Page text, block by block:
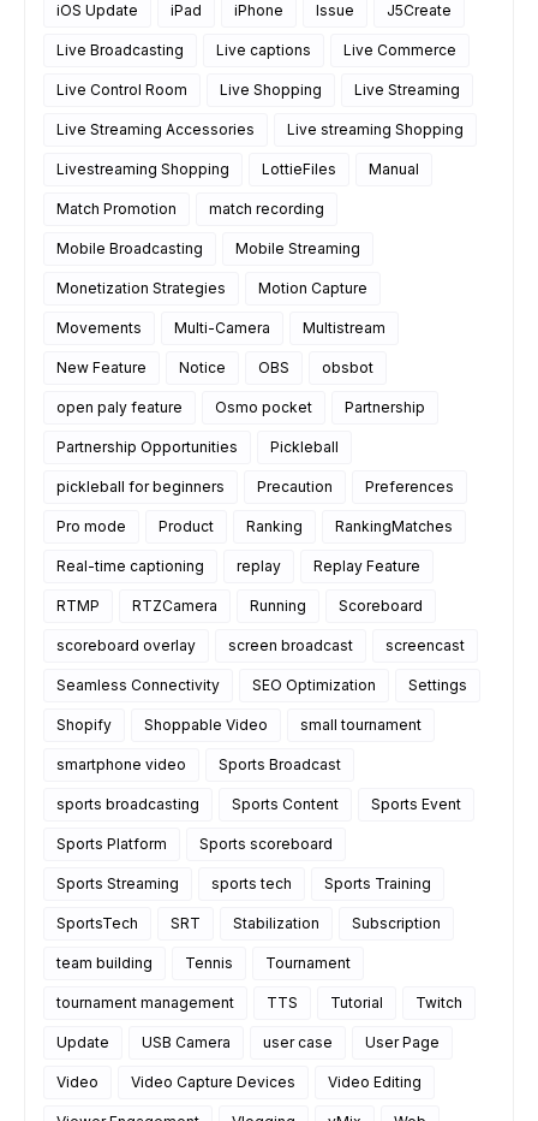
iOS Update iPad iPhone Issue J5Create
Live Broadcasting Live captions Live Commerce
Live Control Room Live Shopping Live Streaming
Live Streaming Accessories Live streaming Shopping
Livestreaming Shopping LottieFiles Manual
Match Promotion match recording
Mobile Broadcasting Mobile Streaming
Monetization Strategies Motion Capture
Movements Multi-Camera Multistream
New Feature Notice OBS obsbot
open paly feature Osmo pocket Partnership
Partnership Opportunities Pickleball
pickleball for beginners Precaution Preferences
Pro mode Product Ranking RankingMatches
Real-time captioning replay Replay Feature
RTMP RTZCamera Running Scoreboard
scoreboard overlay screen broadcast screencast
Seamless Connectivity SEO Optimization Settings
Shopify Shoppable Video small tournament
smartphone video Sports Broadcast
sports broadcasting Sports Content Sports Event
Sports Platform Sports scoreboard
Sports Streaming sports tech Sports Training
SportsTech SRT Stabilization Subscription
team building Tennis Tournament
tournament management TTS Tutorial Twitch
Update USB Camera user case User Page
Video Video Capture Devices Video Editing